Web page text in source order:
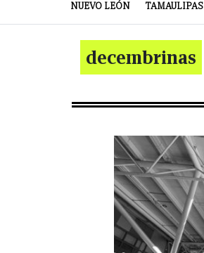
NUEVO LEÓN TAMAULIPAS
decembrinas